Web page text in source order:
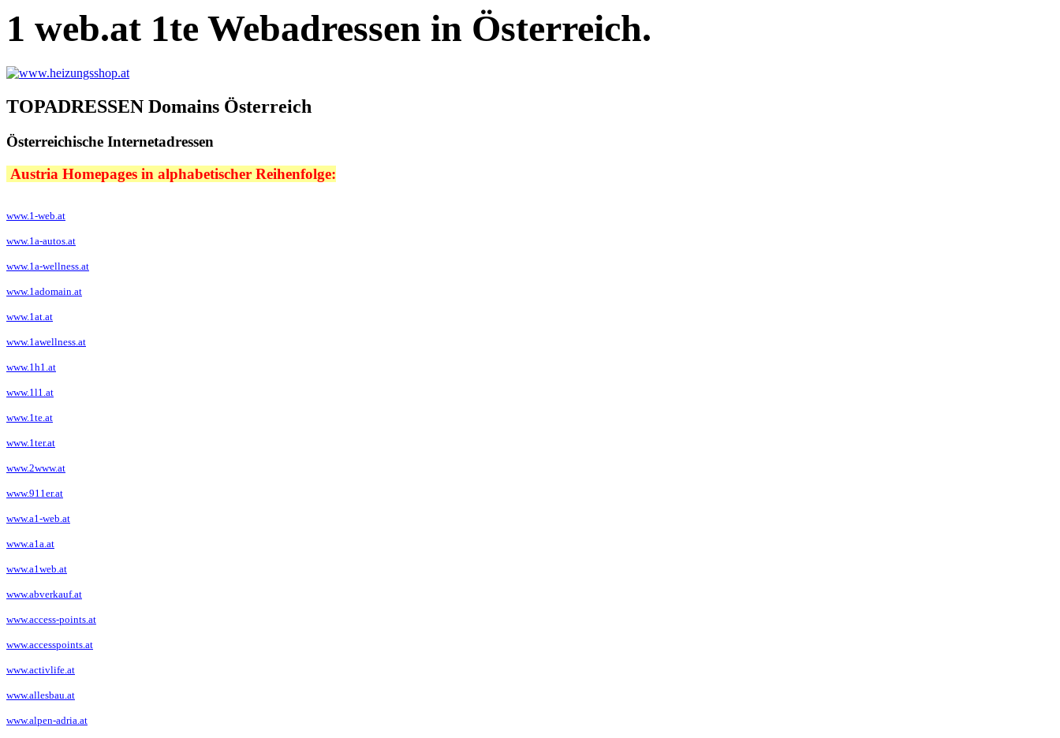
1 web.at 1te Webadressen in Österreich.
TOPADRESSEN Domains Österreich
Österreichische Internetadressen
Austria Homepages in alphabetischer Reihenfolge:
www.1-web.at
www.1a-autos.at
www.1a-wellness.at
www.1adomain.at
www.1at.at
www.1awellness.at
www.1h1.at
www.1l1.at
www.1te.at
www.1ter.at
www.2www.at
www.911er.at
www.a1-web.at
www.a1a.at
www.a1web.at
www.abverkauf.at
www.access-points.at
www.accesspoints.at
www.activlife.at
www.allesbau.at
www.alpen-adria.at